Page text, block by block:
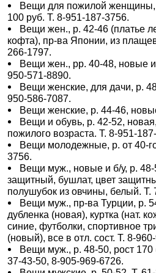
Вещи для пожилой женщины,
100 руб. Т. 8-951-187-3756.
Вещи жен., р. 42-46 (платье
кофта), пр-ва Японии, из
266-1797.
Вещи жен., рр. 40-48, новые и
950-571-8890.
Вещи женские, для дачи, р.
950-586-7087.
Вещи женские, р. 44-46,
Вещи и обувь, р. 42-52,
пожилого возраста. Т. 8-951-
Вещи молодежные, р. от 40-
3756.
Вещи муж., новые и б/у, р.
защитный, бушлат, цвет
полушубок из овчины, белый. Т.
Вещи муж., пр-ва Турции, р.
дубленка (новая), куртка (нат.
синие, футболки, спортивное
(новый), все в отл. сост. Т. 8-
Вещи муж., р. 48-50, рост 170
37-43-50, 8-905-969-6726.